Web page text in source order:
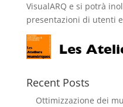
VisualARQ e si potrà
presentazioni di utenti
Recent Posts
Ottimizzazione dei